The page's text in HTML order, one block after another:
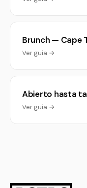
Brunch — Cape
Ver guía →
Abierto hasta
Ver guía →